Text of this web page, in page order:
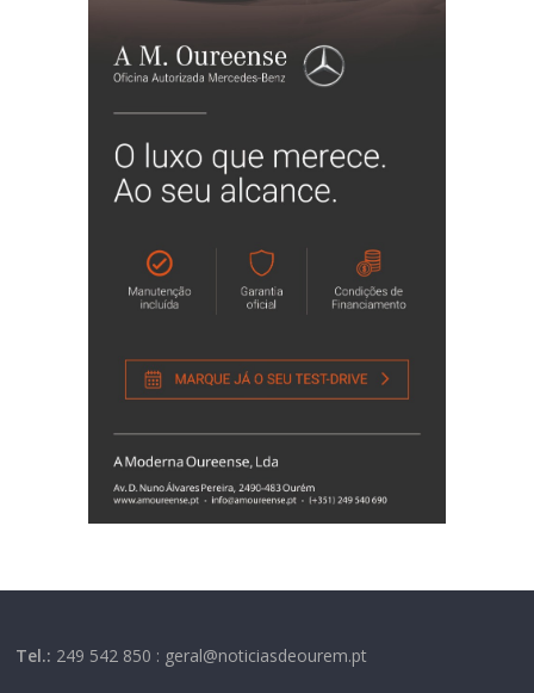
Tel.: 249 542 850 : geral@noticiasdeourem.pt